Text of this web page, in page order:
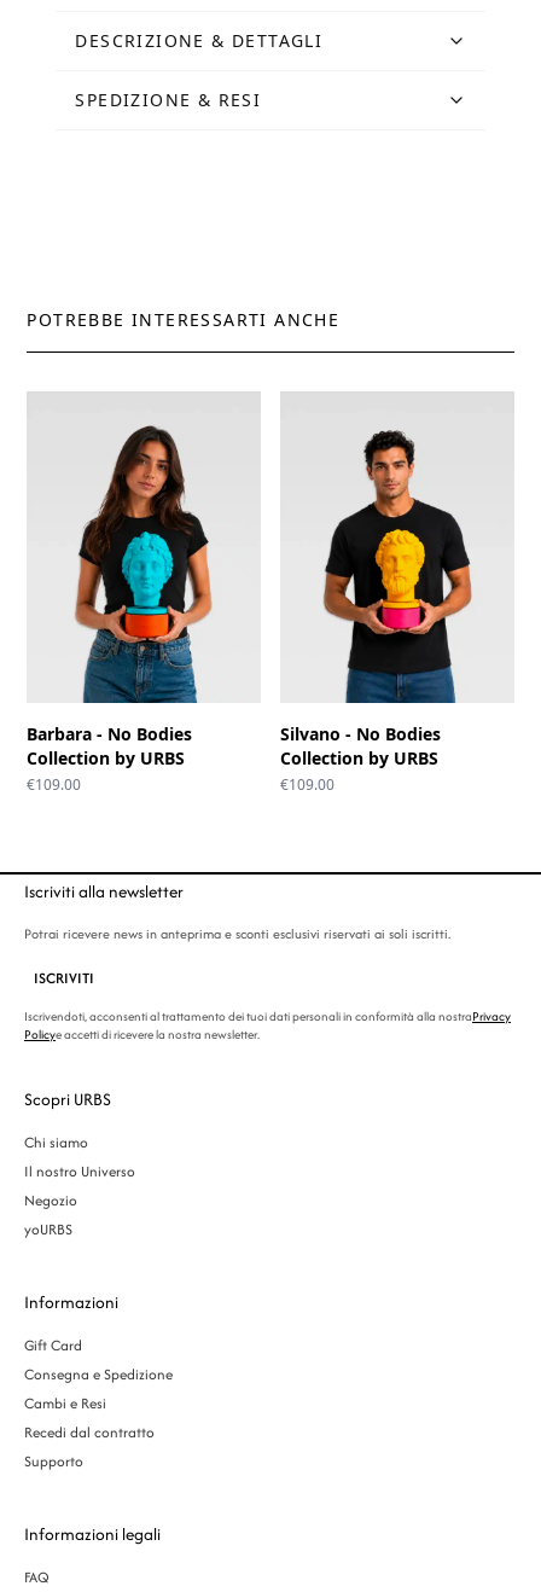
by
quantità
DESCRIZIONE & DETTAGLI
SPEDIZIONE & RESI
POTREBBE INTERESSARTI ANCHE
Barbara - No Bodies
Collection by URBS
€109.00
Silvano - No Bodies
Collection by URBS
€109.00
Iscriviti alla newsletter
Potrai ricevere news in anteprima e sconti esclusivi riservati ai soli iscritti.
ISCRIVITI
Iscrivendoti, acconsenti al trattamento dei tuoi dati personali in conformità alla nostraPrivacy
Policye accetti di ricevere la nostra newsletter.
Scopri URBS
Chi siamo
Il nostro Universo
Negozio
yoURBS
Informazioni
Gift Card
Consegna e Spedizione
Cambi e Resi
Recedi dal contratto
Supporto
Informazioni legali
FAQ